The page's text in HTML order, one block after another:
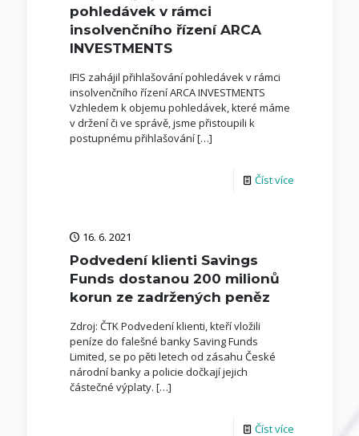
pohledávek v rámci
insolvenčního řízení ARCA
INVESTMENTS
IFIS zahájil přihlašování pohledávek v rámci
insolvenčního řízení ARCA INVESTMENTS
Vzhledem k objemu pohledávek, které máme
v držení či ve správě, jsme přistoupili k
postupnému přihlašování[…]
Číst více
16. 6. 2021
Podvedení klienti Savings
Funds dostanou 200 milionů
korun ze zadržených peněz
Zdroj: ČTK Podvedení klienti, kteří vložili
peníze do falešné banky Saving Funds
Limited, se po pěti letech od zásahu České
národní banky a policie dočkají jejich
částečné výplaty. […]
Číst více